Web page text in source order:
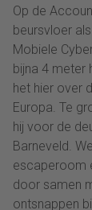
Op de
beursvloer
Mobiele
bijna 4 meter
het hier over
Europa. Te
hij voor de
Barneveld.
escaperoom
door samen
ontsnappen